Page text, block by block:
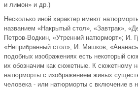
и лимон» и др.)
Несколько иной характер имеют
названием «Накрытый стол», «Завтрак»,
Петров-Водкин, «Утренний натюрморт»; И.
«Неприбранный стол»; И. Машков,
подобных изображениях есть некоторый
их обозначим как сюжетные. К сюжетному
натюрморты с изображением живых
человека - или натюрморты с включение в